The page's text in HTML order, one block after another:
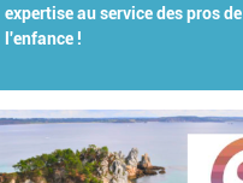
expertise au service des pros de
l'enfance !